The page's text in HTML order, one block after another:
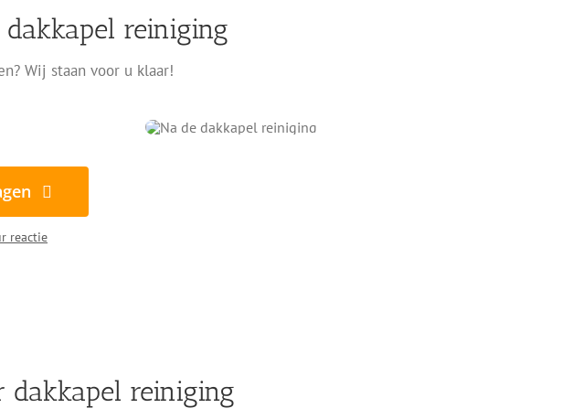
reiniging
Wij staan voor u klaar!
reactie
dakkapel reiniging